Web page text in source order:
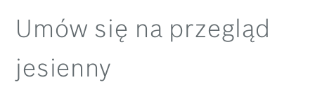
Umów się na przegląd
jesienny